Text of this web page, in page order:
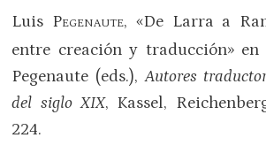
Luis PEGENAUTE, «De Larra a
entre creación y traducción»
Pegenaute (eds.),Autores
del siglo XIX, Kassel,
224.